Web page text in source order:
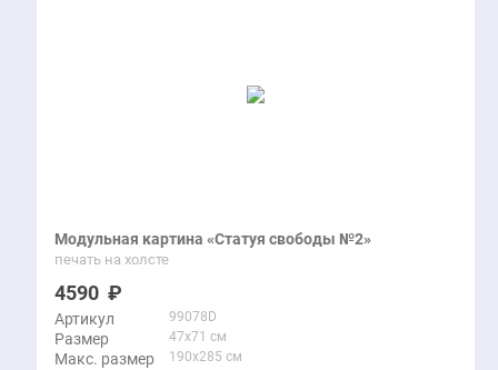
Модульная картина «Статуя свободы №2»
печать на холсте
4590
Артикул 99078D
Размер 47x71 см
Макс. размер 190x285 см